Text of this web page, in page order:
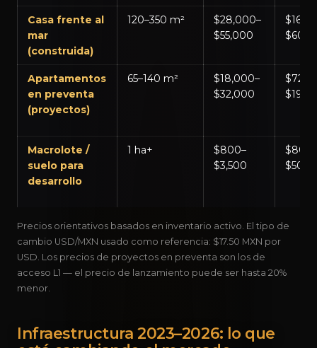
Casa frente al
mar
(construida)
120–350 m²
$28,000–
$55,000
Apartamentos
en preventa
(proyectos)
65–140 m²
$18,000–
$32,000
Macrolote /
suelo para
desarrollo
1 ha+
$800–
$3,500
Precios orientativos basados en inventario activo. El tipo de
cambio USD/MXN usado como referencia: $17.50 MXN por
USD. Los precios de proyectos en preventa son los de
acceso L1 — el precio de lanzamiento puede ser hasta 20%
menor.
Infraestructura 2023–2026: lo que